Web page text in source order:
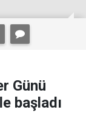
Günü
başladı